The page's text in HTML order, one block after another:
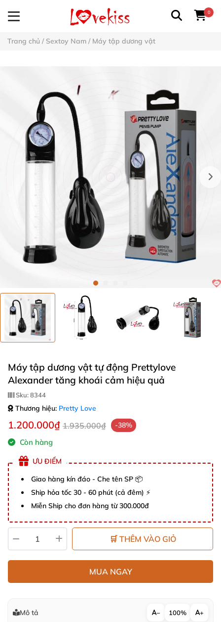
0
Trang chủ / Sextoy Nam / Máy tập dương vật
Máy tập dương vật tự động Prettylove
Alexander tăng khoái cảm hiệu quả
Sku:8344
Thương hiệu: Pretty Love
1.200.000₫ 1.935.000₫ -38%
Còn hàng
ƯU ĐIỂM
Giao hàng kín đáo - Che tên SP 📦
Ship hỏa tốc 30 - 60 phút (cả đêm) ⚡
Miễn Ship cho đơn hàng từ 300.000đ
🛒 THÊM VÀO GIỎ
MUA NGAY
Mô tả − 100% +